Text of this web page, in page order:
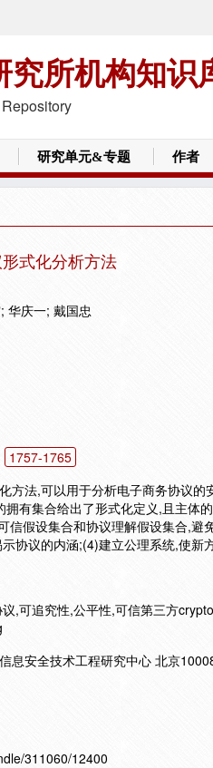
究所机构知识
研究单元&专题 作者
式化分析方法
华庆一; 戴国忠
1757-1765
方法,可以用于分析电子商务协议
有集合给出了形式化定义,且主体
信假设集合和协议理解假设集合,
协议的内涵;(4)建立公理系统,使新
,可追究性,公平性,可信第三方
息安全技术工程研究中心 北京
311060/12400